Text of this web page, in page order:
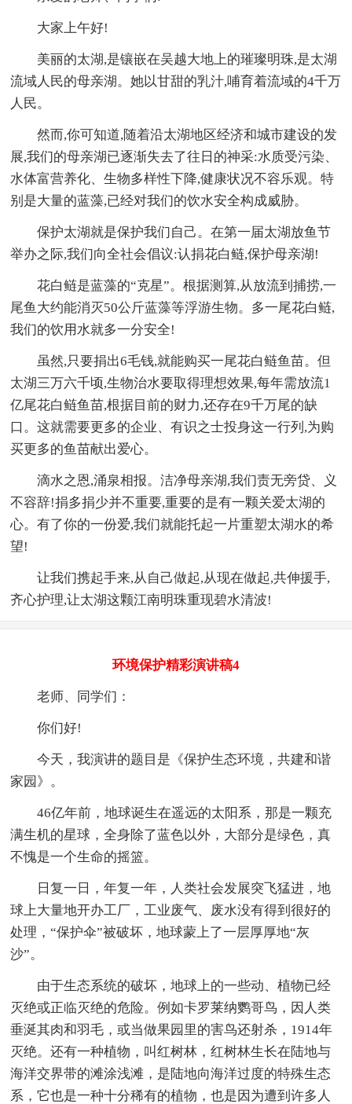
大家上午好!
美丽的太湖,是镶嵌在吴越大地上的璀璨明珠,是太湖
流域人民的母亲湖。她以甘甜的乳汁,哺育着流域的4千万
人民。
然而,你可知道,随着沿太湖地区经济和城市建设的发
展,我们的母亲湖已逐渐失去了往日的神采:水质受污染、
水体富营养化、生物多样性下降,健康状况不容乐观。特
别是大量的蓝藻,已经对我们的饮水安全构成威胁。
保护太湖就是保护我们自己。在第一届太湖放鱼节
举办之际,我们向全社会倡议:认捐花白鲢,保护母亲湖!
花白鲢是蓝藻的“克星”。根据测算,从放流到捕捞,一
尾鱼大约能消灭50公斤蓝藻等浮游生物。多一尾花白鲢,
我们的饮用水就多一分安全!
虽然,只要捐出6毛钱,就能购买一尾花白鲢鱼苗。但
太湖三万六千顷,生物治水要取得理想效果,每年需放流1
亿尾花白鲢鱼苗,根据目前的财力,还存在9千万尾的缺
口。这就需要更多的企业、有识之士投身这一行列,为购
买更多的鱼苗献出爱心。
滴水之恩,涌泉相报。洁净母亲湖,我们责无旁贷、义
不容辞!捐多捐少并不重要,重要的是有一颗关爱太湖的
心。有了你的一份爱,我们就能托起一片重塑太湖水的希
望!
让我们携起手来,从自己做起,从现在做起,共伸援手,
齐心护理,让太湖这颗江南明珠重现碧水清波!
环境保护精彩演讲稿4
老师、同学们：
你们好!
今天，我演讲的题目是《保护生态环境，共建和谐
家园》。
46亿年前，地球诞生在遥远的太阳系，那是一颗充
满生机的星球，全身除了蓝色以外，大部分是绿色，真
不愧是一个生命的摇篮。
日复一日，年复一年，人类社会发展突飞猛进，地
球上大量地开办工厂，工业废气、废水没有得到很好的
处理，“保护伞”被破坏，地球蒙上了一层厚厚地“灰
沙”。
由于生态系统的破坏，地球上的一些动、植物已经
灭绝或正临灭绝的危险。例如卡罗莱纳鹦哥鸟，因人类
垂涎其肉和羽毛，或当做果园里的害鸟还射杀，1914年
灭绝。还有一种植物，叫红树林，红树林生长在陆地与
海洋交界带的滩涂浅滩，是陆地向海洋过度的特殊生态
系，它也是一种十分稀有的植物，也是因为遭到许多人